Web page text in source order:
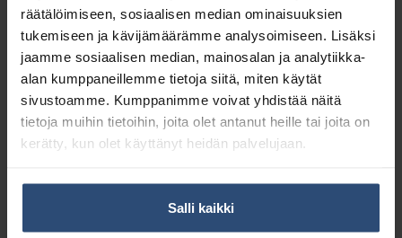
räätälöimiseen, sosiaalisen median ominaisuuksien
tukemiseen ja kävijämäärämme analysoimiseen. Lisäksi
jaamme sosiaalisen median, mainosalan ja analytiikka-
alan kumppaneillemme tietoja siitä, miten käytät
sivustoamme. Kumppanimme voivat yhdistää näitä
tietoja muihin tietoihin, joita olet antanut heille tai joita on
kerätty, kun olet käyttänyt heidän palvelujaan.
Salli kaikki
34,15€ alv 0%
(42,86€ sis. alv 25.5%)
LISÄÄ OSTOSKORIIN
Yhteensä: 34,15 €
Tuotetunnus (SKU):11107
Paperituotteet hierontaan